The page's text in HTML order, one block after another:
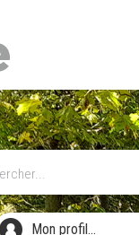
Mon profil...